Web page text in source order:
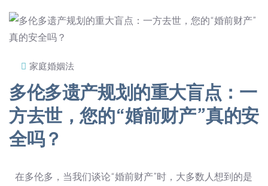
家庭婚姻法
多伦多遗产规划的重大盲点：一
方去世，您的“婚前财产”真的安
全吗？
在多伦多，当我们谈论“婚前财产”时，大多数人想到的是